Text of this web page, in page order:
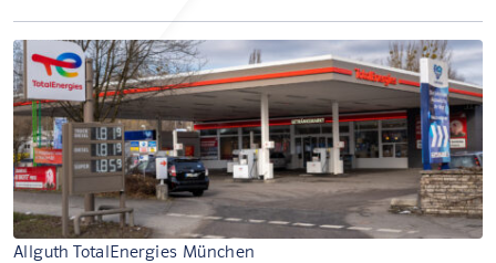
Allguth TotalEnergies München